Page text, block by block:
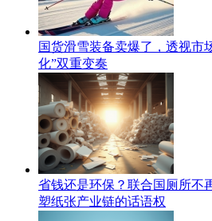
国货滑雪装备卖爆了，透视市
化”双重变奏
省钱还是环保？联合国厕所不
塑纸张产业链的话语权